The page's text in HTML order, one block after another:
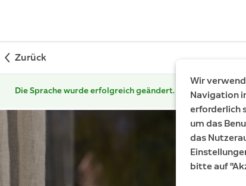
Zurück
Die Sprache wurde erfolgreich geändert.
Wir
Navigation
erforderlich
um das
das
bitte auf